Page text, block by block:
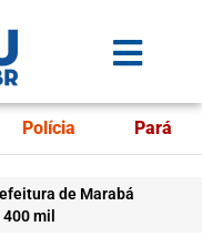
Polícia Pará
de Marabá
mil